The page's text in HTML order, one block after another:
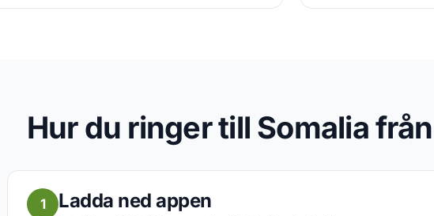
Hur du ringer till Somalia
1 Ladda ned appen